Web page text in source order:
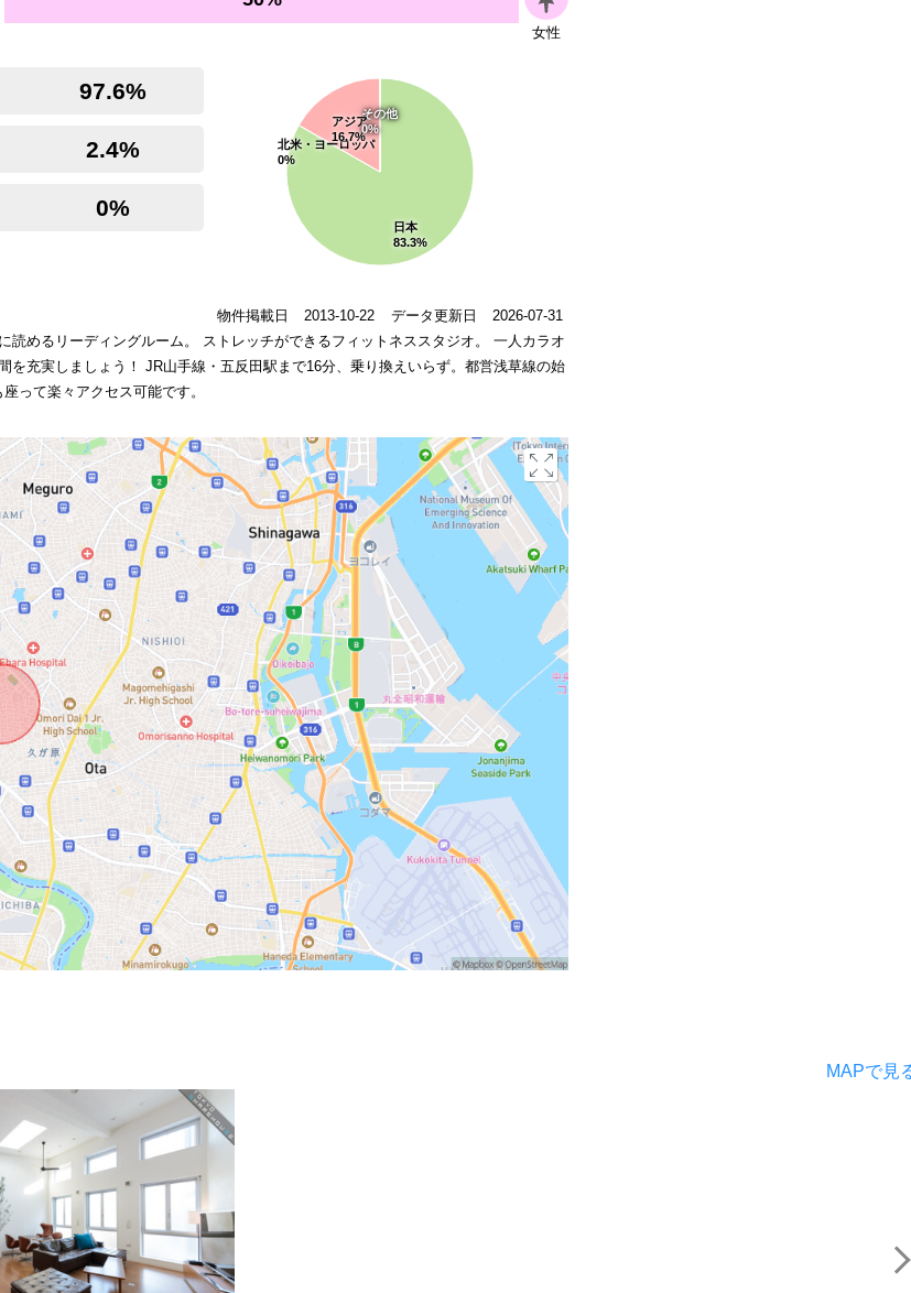
女性
97.6%
2.4%
0%
日本
83.3%
北米・ヨーロッパ
0%
アジア
16.7%
その他
0%
データ更新日 2026-07-31
物件掲載日
2013-10-22
めるリーディングルーム。 ストレッチができるフィットネススタジオ。 一人カラオ
充実しましょう！ JR山手線・五反田駅まで16分、乗り換えいらず。都営浅草線の始
って楽々アクセス可能です。
MAPで見